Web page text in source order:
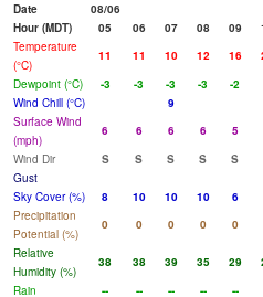
Date
08/06
Hour (MDT)
05 06 07 08 09
Temperature
(°C)
11 11 10 12 16
Dewpoint (°C)
-3 -3 -3 -3 -2
Wind Chill (°C)
9
Surface Wind
(mph)
6 6 6 6 5
Wind Dir
S S S S S
Gust
Sky Cover (%)
8 10 10 10 6
Precipitation
Potential (%)
0 0 0 0 0
Relative
Humidity (%)
38 38 39 35 29
Rain
-- -- -- -- --